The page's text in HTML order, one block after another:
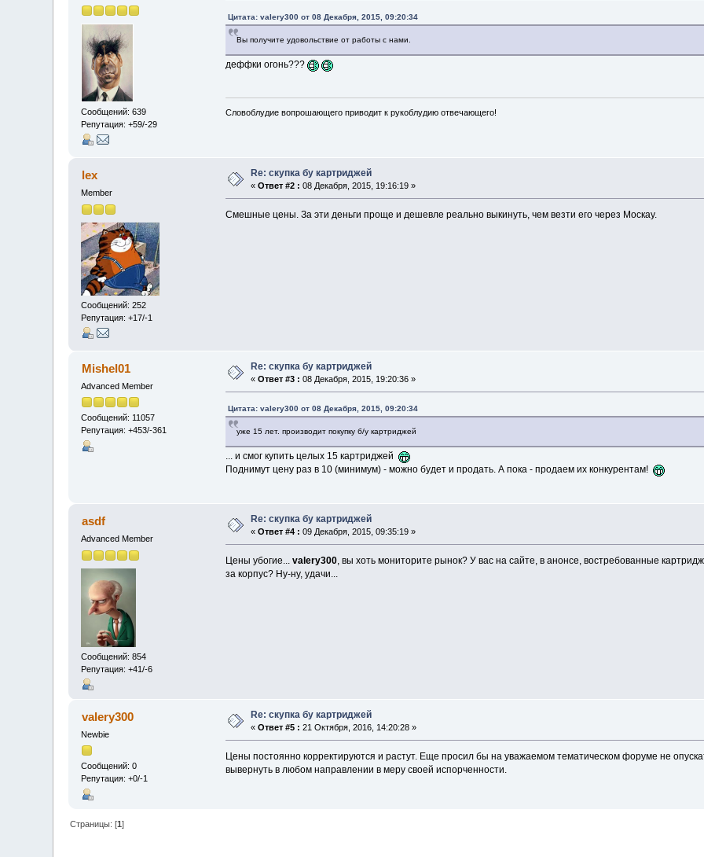
Сообщений: 639
Репутация: +59/-29
Цитата: valery300 от 08 Декабря, 2015, 09:20:34
Вы получите удовольствие от работы с нами.
деффки огонь???
Словоблудие вопрошающего приводит к рукоблудию отвечающего!
lex
Member
Сообщений: 252
Репутация: +17/-1
Re: скупка бу картриджей
«Ответ #2 : 08 Декабря, 2015, 19:16:19 »
Смешные цены. За эти деньги проще и дешевле реально выкинуть, чем везти его через Москау.
Mishel01
Advanced Member
Сообщений: 11057
Репутация: +453/-361
Re: скупка бу картриджей
«Ответ #3 : 08 Декабря, 2015, 19:20:36 »
Цитата: valery300 от 08 Декабря, 2015, 09:20:34
уже 15 лет. производит покупку б/у картриджей
... и смог купить целых 15 картриджей
Поднимут цену раз в 10 (минимум) - можно будет и продать. А пока - продаем их конкурентам!
asdf
Advanced Member
Сообщений: 854
Репутация: +41/-6
Re: скупка бу картриджей
«Ответ #4 : 09 Декабря, 2015, 09:35:19 »
Цены убогие... valery300, вы хоть мониторите рынок? У вас на сайте, в анонсе, востребованные
за корпус? Ну-ну, удачи...
valery300
Newbie
Сообщений: 0
Репутация: +0/-1
Re: скупка бу картриджей
«Ответ #5 : 21 Октября, 2016, 14:20:28 »
Цены постоянно корректируются и растут. Еще просил бы на уважаемом тематическом форуме не
вывернуть в любом направлении в меру своей испорченности.
Страницы: [1]